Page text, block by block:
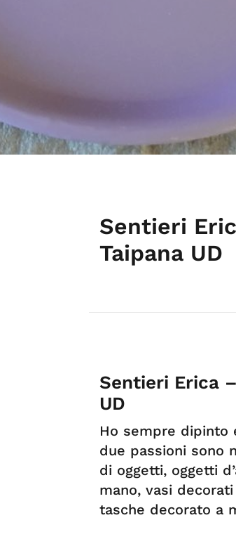
Sentieri
Taipana UD
Sentieri Erica
UD
Ho sempre dipinto
due passioni sono
di oggetti, oggetti
mano, vasi
tasche decorato a